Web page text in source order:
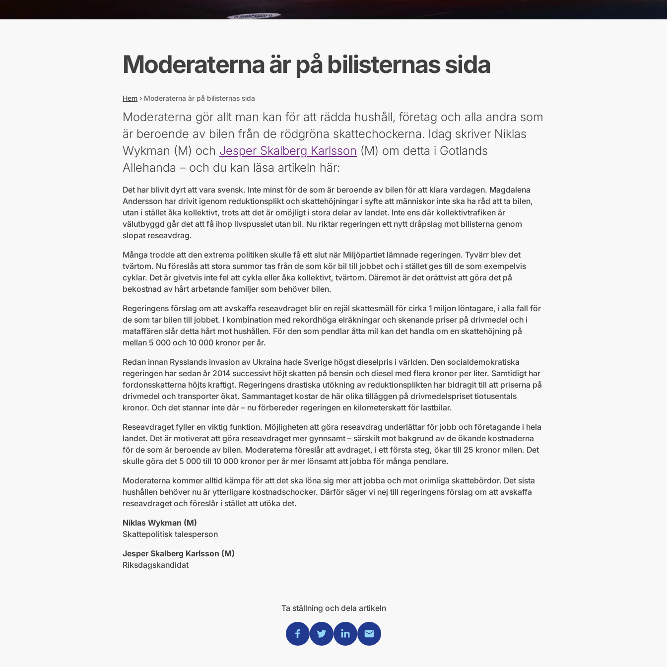
Moderaterna är på bilisternas sida
Hem › Moderaterna är på bilisternas sida
Moderaterna gör allt man kan för att rädda hushåll, företag och alla andra som
är beroende av bilen från de rödgröna skattechockerna. Idag skriver Niklas
Wykman (M) och Jesper Skalberg Karlsson (M) om detta i Gotlands
Allehanda – och du kan läsa artikeln här:
Det har blivit dyrt att vara svensk. Inte minst för de som är beroende av bilen för att klara vardagen. Magdalena
Andersson har drivit igenom reduktionsplikt och skattehöjningar i syfte att människor inte ska ha råd att ta bilen,
utan i stället åka kollektivt, trots att det är omöjligt i stora delar av landet. Inte ens där kollektivtrafiken är
välutbyggd går det att få ihop livspusslet utan bil. Nu riktar regeringen ett nytt dråpslag mot bilisterna genom
slopat reseavdrag.
Många trodde att den extrema politiken skulle få ett slut när Miljöpartiet lämnade regeringen. Tyvärr blev det
tvärtom. Nu föreslås att stora summor tas från de som kör bil till jobbet och i stället ges till de som exempelvis
cyklar. Det är givetvis inte fel att cykla eller åka kollektivt, tvärtom. Däremot är det orättvist att göra det på
bekostnad av hårt arbetande familjer som behöver bilen.
Regeringens förslag om att avskaffa reseavdraget blir en rejäl skattesmäll för cirka 1 miljon löntagare, i alla fall för
de som tar bilen till jobbet. I kombination med rekordhöga elräkningar och skenande priser på drivmedel och i
mataffären slår detta hårt mot hushållen. För den som pendlar åtta mil kan det handla om en skattehöjning på
mellan 5 000 och 10 000 kronor per år.
Redan innan Rysslands invasion av Ukraina hade Sverige högst dieselpris i världen. Den socialdemokratiska
regeringen har sedan år 2014 successivt höjt skatten på bensin och diesel med flera kronor per liter. Samtidigt har
fordonsskatterna höjts kraftigt. Regeringens drastiska utökning av reduktionsplikten har bidragit till att priserna på
drivmedel och transporter ökat. Sammantaget kostar de här olika tilläggen på drivmedelspriset tiotusentals
kronor. Och det stannar inte där – nu förbereder regeringen en kilometerskatt för lastbilar.
Reseavdraget fyller en viktig funktion. Möjligheten att göra reseavdrag underlättar för jobb och företagande i hela
landet. Det är motiverat att göra reseavdraget mer gynnsamt – särskilt mot bakgrund av de ökande kostnaderna
för de som är beroende av bilen. Moderaterna föreslår att avdraget, i ett första steg, ökar till 25 kronor milen. Det
skulle göra det 5 000 till 10 000 kronor per år mer lönsamt att jobba för många pendlare.
Moderaterna kommer alltid kämpa för att det ska löna sig mer att jobba och mot orimliga skattebördor. Det sista
hushållen behöver nu är ytterligare kostnadschocker. Därför säger vi nej till regeringens förslag om att avskaffa
reseavdraget och föreslår i stället att utöka det.
Niklas Wykman (M)
Skattepolitisk talesperson
Jesper Skalberg Karlsson (M)
Riksdagskandidat
Ta ställning och dela artikeln
Dela via Facebook
Dela via Twitter
Dela via Linkedin
Dela via Mail